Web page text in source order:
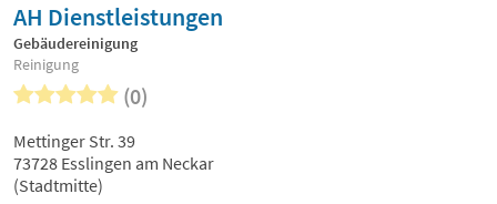
AH Dienstleistungen
Gebäudereinigung
Reinigung
(0)
Mettinger Str. 39
73728 Esslingen am Neckar
(Stadtmitte)